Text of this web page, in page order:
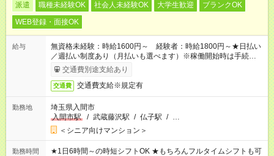
派遣 職種未経験OK 社会人未経験OK 大学生歓迎
ブランクOK
WEB登録・面接OK
給与
無資格未経験：時給1600円～ 経験者：時給1800円～★日払い
／週払い制度あり（月払いも選べます）※稼働開始時は手続き完
了次第のお支払いとなります。
交通費別途支給あり
交通費 交通費支給※規定有
勤務地
埼玉県入間市
入間市駅
/ 武蔵藤沢駅 / 仏子駅 / …
＜シニア向けマンション＞
勤務時間
★1日6時間～の時短シフトOK ★もちろんフルタイムシフトも可